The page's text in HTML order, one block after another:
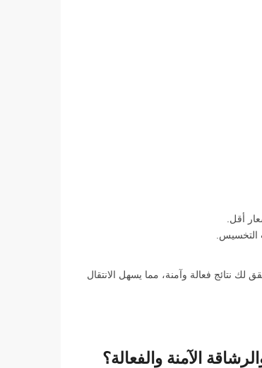
أقل.
التخسيس.
لك نتائج فعالة وآمنة، مما يسهل الانتقال
الآمنة والفعالة؟